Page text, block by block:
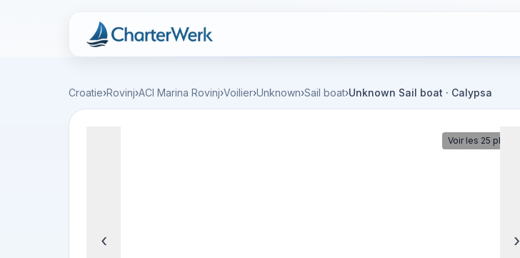
Charterwerk
Croatie›Rovinj›ACI Marina Rovinj›Voilier›Unknown›Sail boat›Unknown Sail boat · Calypsa
Voir les 25 photos
‹ ›